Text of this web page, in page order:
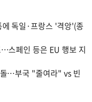
독일·프랑스 '격앙'(종
스페인 등은 EU 행보 지
…부국 "줄여라" vs 빈